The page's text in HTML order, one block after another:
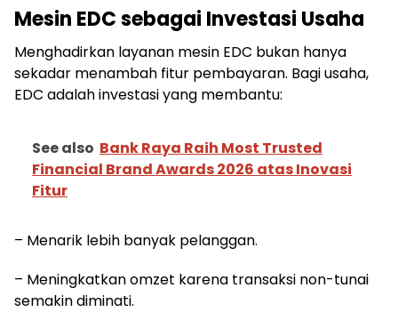
Mesin EDC sebagai Investasi Usaha
Menghadirkan layanan mesin EDC bukan hanya
sekadar menambah fitur pembayaran. Bagi usaha,
EDC adalah investasi yang membantu:
See also Bank Raya Raih Most Trusted
Financial Brand Awards 2026 atas Inovasi
Fitur
– Menarik lebih banyak pelanggan.
– Meningkatkan omzet karena transaksi non-tunai
semakin diminati.